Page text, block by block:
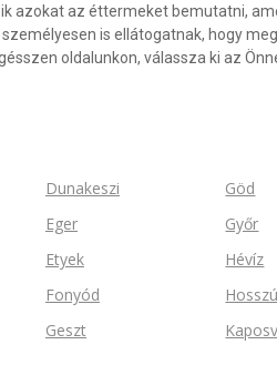
azokat az éttermeket bemutatni,
is ellátogatnak, hogy
oldalunkon, válassza ki az
Dunakeszi
Eger
Etyek
Fonyód
Geszt
Göd
Győr
Hévíz